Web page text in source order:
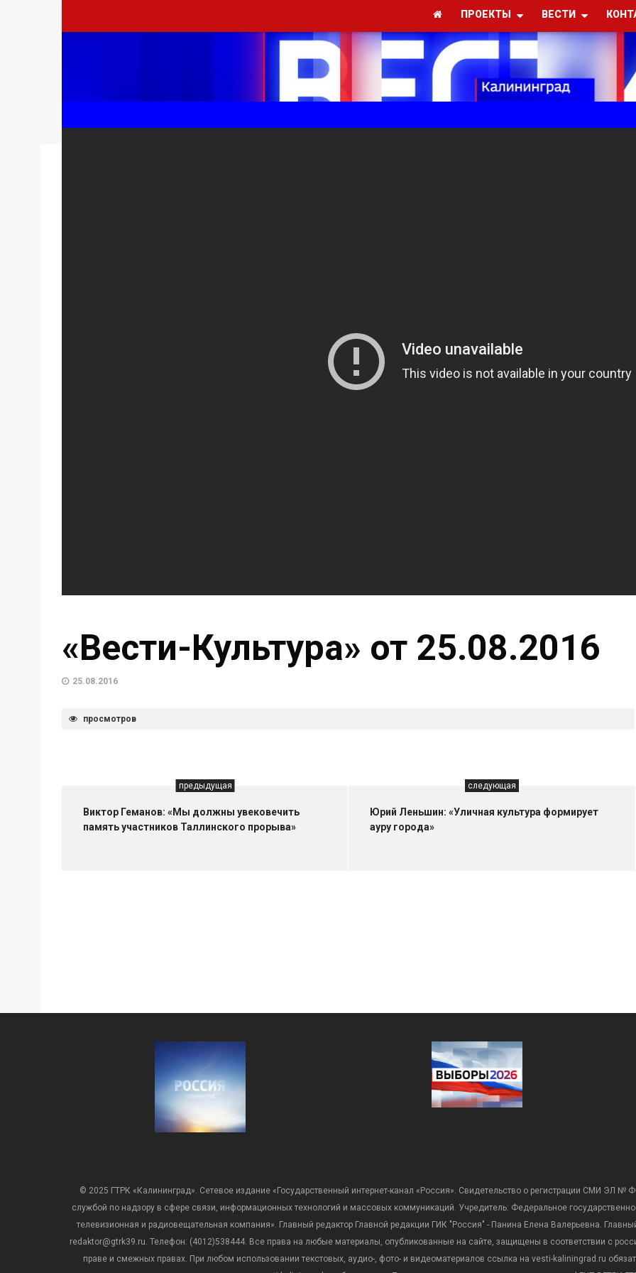
ПРОЕКТЫ ВЕСТИ
«Вести-Культура» от 25.08.2016
25.08.2016
просмотров
предыдущая
Виктор Геманов: «Мы должны увековечить
память участников Таллинского прорыва»
следующая
Юрий Леньшин: «Уличная культура формирует
ауру города»
© 2025 ГТРК «Калининград». Сетевое издание «Государственный интернет-канал «Россия». Свидетельство о регистрации СМИ ЭЛ №
службой по надзору в сфере связи, информационных технологий и массовых коммуникаций. Учредитель: Федеральное
телевизионная и радиовещательная компания». Главный редактор Главной редакции ГИК "Россия" - Панина Елена Валерьевна.
redaktor@gtrk39.ru. Телефон: (4012)538444. Все права на любые материалы, опубликованные на сайте, защищены в соответствии с
праве и смежных правах. При любом использовании текстовых, аудио-, фото- и видеоматериалов ссылка на vesti-kaliningrad.ru